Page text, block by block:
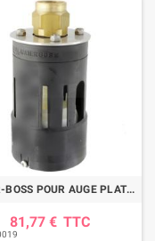
WATER-BOSS POUR AUGE PLATE BASCULANTE
81,77 € TTC